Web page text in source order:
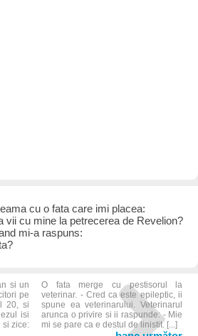
cu o fata care imi placea:
vii cu mine la petrecerea de Revelion?
mi-a raspuns:
si un
pe
20, si
isi
si zice:
O fata merge cu pestisorul la
veterinar. - Cred ca este epileptic, ii
spune ea veterinarului. Veterinarul
arunca o privire si ii raspunde: - Mie
mi se pare ca e destul de linistit. [...]